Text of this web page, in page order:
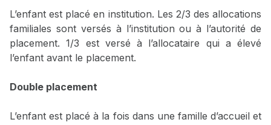
L’enfant est placé en institution. Les 2/3 des allocations
familiales sont versés à l’institution ou à l’autorité de
placement. 1/3 est versé à l’allocataire qui a élevé
l’enfant avant le placement.
Double placement
L’enfant est placé à la fois dans une famille d’accueil et